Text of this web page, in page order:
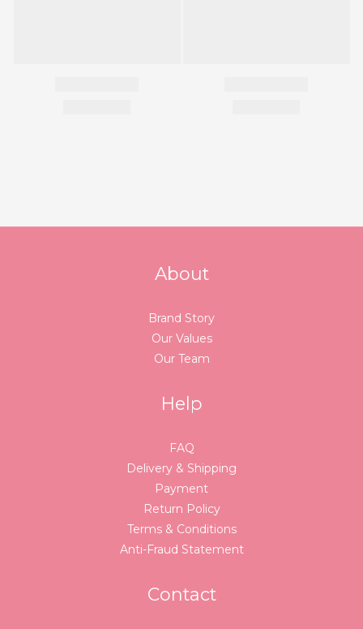
About
Brand Story
Our Values
Our Team
Help
FAQ
Delivery & Shipping
Payment
Return Policy
Terms & Conditions
Anti-Fraud Statement
Contact